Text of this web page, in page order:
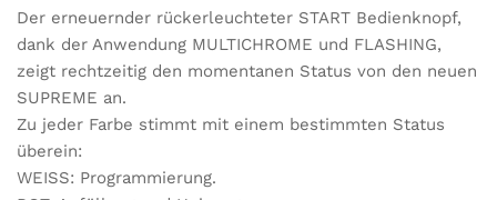
Der erneuernder rückerleuchteter START Bedienknopf,
dank der Anwendung MULTICHROME und FLASHING,
zeigt rechtzeitig den momentanen Status von den neuen
SUPREME an.
Zu jeder Farbe stimmt mit einem bestimmten Status
überein:
WEISS: Programmierung.